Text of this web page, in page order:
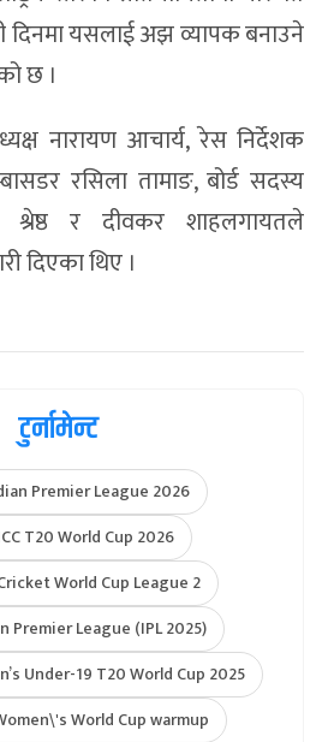
यसलाई अझ व्यापक बनाउने
छ ।
नारायण आचार्य, रेस निर्देशक
रसिला तामाङ, बोर्ड सदस्य
श्रेष्ठ र दीवकर शाहलगायतले
दिएका थिए ।
टुर्नामेन्ट
Premier League 2026
T20 World Cup 2026
World Cup League 2
Premier League (IPL 2025)
Under-19 T20 World Cup 2025
World Cup warmup